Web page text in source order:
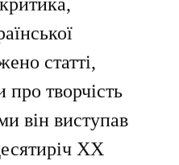
статті,
про творчість
він виступав
ХХ